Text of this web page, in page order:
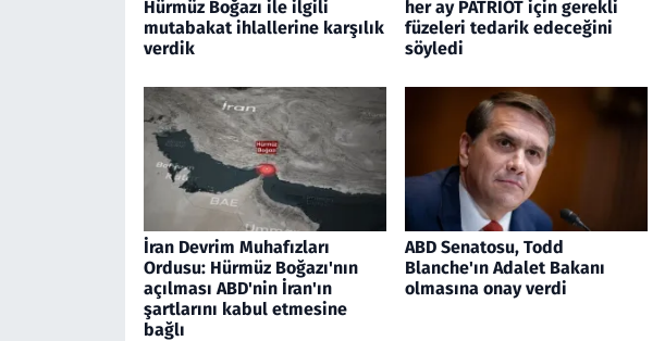
Hürmüz Boğazı ile ilgili
mutabakat ihlallerine karşılık
verdik
her ay PATRİOT için gerekli
füzeleri tedarik edeceğini
söyledi
İran Devrim Muhafızları
Ordusu: Hürmüz Boğazı'nın
açılması ABD'nin İran'ın
şartlarını kabul etmesine
bağlı
ABD Senatosu, Todd
Blanche'ın Adalet Bakanı
olmasına onay verdi